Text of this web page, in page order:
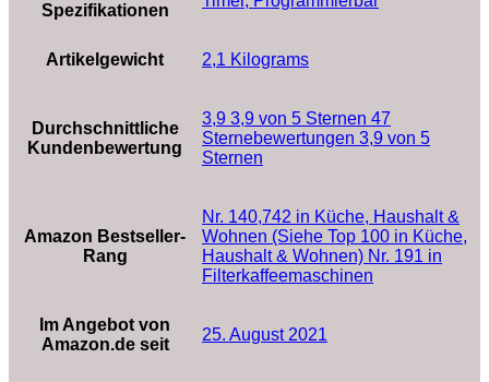
Spezifikationen
Artikelgewicht ‎2,1 Kilograms
Durchschnittliche
Kundenbewertung
3,9 3,9 von 5 Sternen 47
Sternebewertungen 3,9 von 5
Sternen
Amazon Bestseller-
Rang
Nr. 140,742 in Küche, Haushalt &
Wohnen (Siehe Top 100 in Küche,
Haushalt & Wohnen) Nr. 191 in
Filterkaffeemaschinen
Im Angebot von
Amazon.de seit
25. August 2021